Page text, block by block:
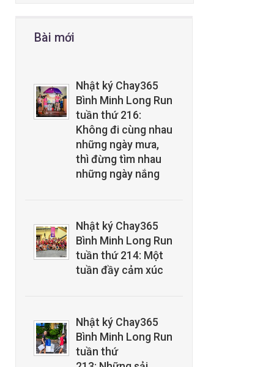
Bài mới
Nhật ký Chay365
Bình Minh Long Run
tuần thứ 216:
Không đi cùng nhau
những ngày mưa,
thì đừng tìm nhau
những ngày nắng
Nhật ký Chay365
Bình Minh Long Run
tuần thứ 214: Một
tuần đầy cảm xúc
Nhật ký Chay365
Bình Minh Long Run
tuần thứ